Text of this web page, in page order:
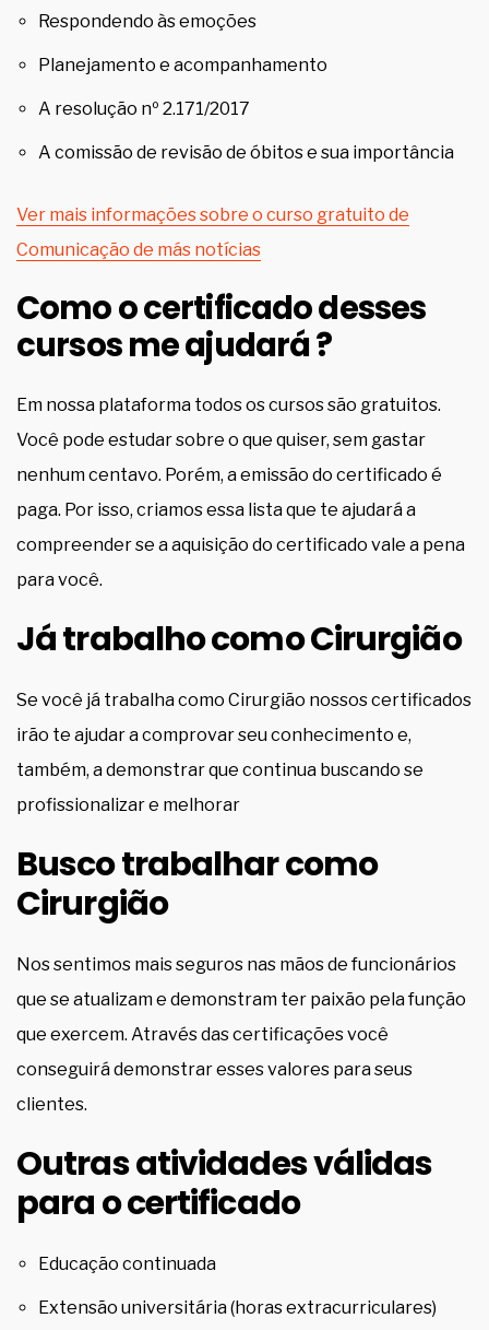
Respondendo às emoções
Planejamento e acompanhamento
A resolução nº 2.171/2017
A comissão de revisão de óbitos e sua importância
Ver mais informações sobre o curso gratuito de
Comunicação de más notícias
Como o certificado desses
cursos me ajudará ?
Em nossa plataforma todos os cursos são gratuitos.
Você pode estudar sobre o que quiser, sem gastar
nenhum centavo. Porém, a emissão do certificado é
paga. Por isso, criamos essa lista que te ajudará a
compreender se a aquisição do certificado vale a pena
para você.
Já trabalho como Cirurgião
Se você já trabalha como Cirurgião nossos certificados
irão te ajudar a comprovar seu conhecimento e,
também, a demonstrar que continua buscando se
profissionalizar e melhorar
Busco trabalhar como
Cirurgião
Nos sentimos mais seguros nas mãos de funcionários
que se atualizam e demonstram ter paixão pela função
que exercem. Através das certificações você
conseguirá demonstrar esses valores para seus
clientes.
Outras atividades válidas
para o certificado
Educação continuada
Extensão universitária (horas extracurriculares)